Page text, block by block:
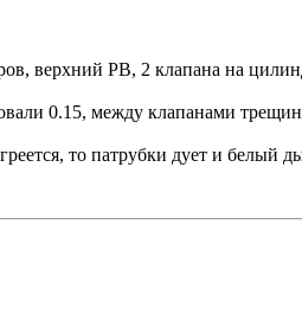
верхний РВ, 2 клапана на
0.15, между клапанами
то патрубки дует и белый